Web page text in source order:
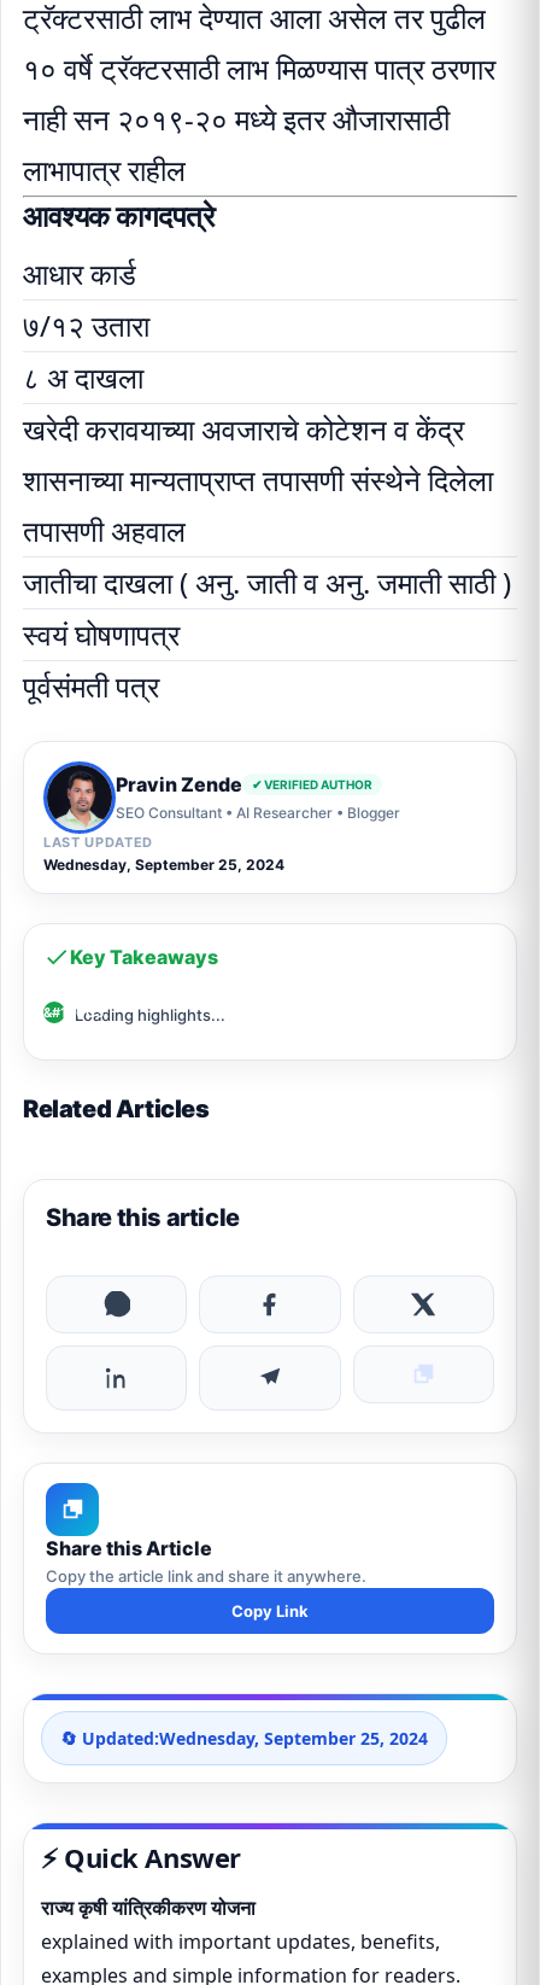
ट्रॅक्टरसाठी लाभ देण्यात आला असेल तर पुढील
१० वर्षे ट्रॅक्टरसाठी लाभ मिळण्यास पात्र ठरणार
नाही सन २०१९-२० मध्ये इतर औजारासाठी
लाभापात्र राहील
आवश्यक कागदपत्रे
आधार कार्ड
७/१२ उतारा
८ अ दाखला
खरेदी करावयाच्या अवजाराचे कोटेशन व केंद्र
शासनाच्या मान्यताप्राप्त तपासणी संस्थेने दिलेला
तपासणी अहवाल
जातीचा दाखला ( अनु. जाती व अनु. जमाती साठी )
स्वयं घोषणापत्र
पूर्वसंमती पत्र
Pravin Zende ✔ VERIFIED AUTHOR
SEO Consultant • AI Researcher • Blogger
LAST UPDATED
Wednesday, September 25, 2024
Key Takeaways
Loading highlights...
Related Articles
Share this article
Share this Article
Copy the article link and share it anywhere.
Copy Link
🔄 Updated:Wednesday, September 25, 2024
⚡ Quick Answer
राज्य कृषी यांत्रिकीकरण योजना
explained with important updates, benefits,
examples and simple information for readers.